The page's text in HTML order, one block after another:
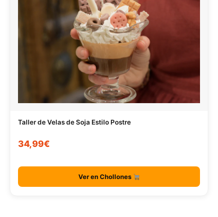
Taller de Velas de Soja Estilo Postre
34,99€
Ver en Chollones